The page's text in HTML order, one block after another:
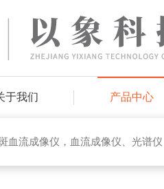
于我们 产品中心
血流成像仪，血流成像仪、光谱